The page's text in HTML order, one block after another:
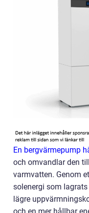
En bergvärmepump
och omvandlar den
varmvatten. Genom
solenergi som
lägre